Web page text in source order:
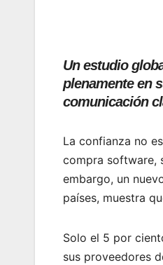
Un estudio
plenamente en
comunicación
La confianza no
compra software,
embargo, un
países, muestra
Solo el 5 por
sus proveedores